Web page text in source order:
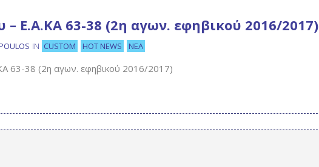
– Ε.Α.ΚΑ 63-38 (2η αγων. εφηβικού 2016/2017)
IN CUSTOM HOT NEWS ΝΈΑ
63-38 (2η αγων. εφηβικού 2016/2017)